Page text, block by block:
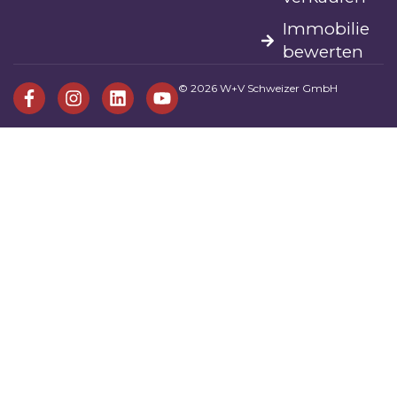
Immobilie
bewerten
© 2026 W+V Schweizer GmbH